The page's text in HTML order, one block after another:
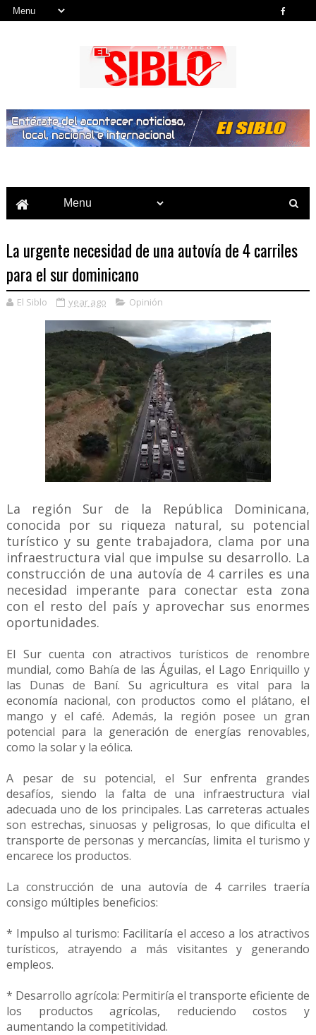
La urgente necesidad de una autovía de 4 carriles
para el sur dominicano
El Siblo year ago Opinión
La región Sur de la República Dominicana,
conocida por su riqueza natural, su potencial
turístico y su gente trabajadora, clama por una
infraestructura vial que impulse su desarrollo. La
construcción de una autovía de 4 carriles es una
necesidad imperante para conectar esta zona
con el resto del país y aprovechar sus enormes
oportunidades.
El Sur cuenta con atractivos turísticos de renombre
mundial, como Bahía de las Águilas, el Lago Enriquillo y
las Dunas de Baní. Su agricultura es vital para la
economía nacional, con productos como el plátano, el
mango y el café. Además, la región posee un gran
potencial para la generación de energías renovables,
como la solar y la eólica.
A pesar de su potencial, el Sur enfrenta grandes
desafíos, siendo la falta de una infraestructura vial
adecuada uno de los principales. Las carreteras actuales
son estrechas, sinuosas y peligrosas, lo que dificulta el
transporte de personas y mercancías, limita el turismo y
encarece los productos.
La construcción de una autovía de 4 carriles traería
consigo múltiples beneficios:
* Impulso al turismo: Facilitaría el acceso a los atractivos
turísticos, atrayendo a más visitantes y generando
empleos.
* Desarrollo agrícola: Permitiría el transporte eficiente de
los productos agrícolas, reduciendo costos y
aumentando la competitividad.